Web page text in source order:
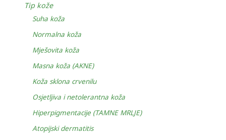
Tip kože
Suha koža
Normalna koža
Mješovita koža
Masna koža (AKNE)
Koža sklona crvenilu
Osjetljiva i netolerantna koža
Hiperpigmentacije (TAMNE MRLJE)
Atopijski dermatitis